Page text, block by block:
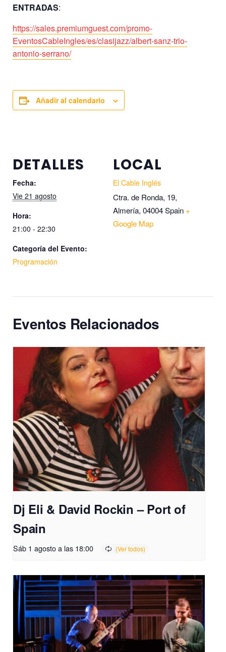
ENTRADAS:
https://sales.premiumguest.com/promo-
EventosCableIngles/es/clasijazz/albert-sanz-trio-
antonio-serrano/
Añadir al calendario
DETALLES
Fecha:
Vie 21 agosto
Hora:
21:00 - 22:30
Categoría del Evento:
Programación
LOCAL
El Cable Inglés
Ctra. de Ronda, 19,
Almería, 04004Spain +
Google Map
Eventos Relacionados
Dj Eli & David Rockin – Port of
Spain
Sáb 1 agosto a las 18:00